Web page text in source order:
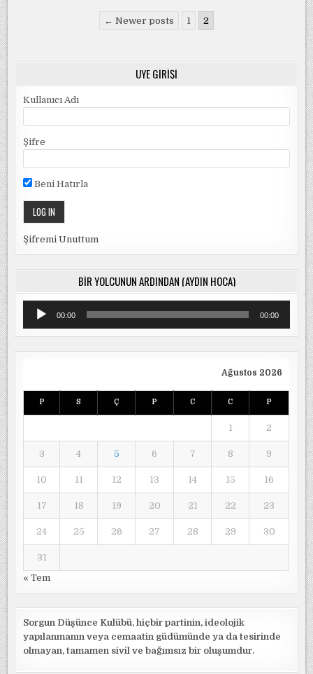
SENSIN
SOLDAKI
ERSOY
← Newer posts 1 2
ÜYE GIRIŞI
Kullanıcı Adı
Şifre
Beni Hatırla
Şifremi Unuttum
BIR YOLCUNUN ARDINDAN (AYDIN HOCA)
Ses
oynatıcı00:00 00:00
Ağustos 2026
P S Ç P C C P
1 2
3 4 5 6 7 8 9
10 11 12 13 14 15 16
17 18 19 20 21 22 23
24 25 26 27 28 29 30
31
« Tem
Sorgun Düşünce Kulübü, hiçbir partinin, ideolojik
yapılanmanın veya cemaatin güdümünde ya da tesirinde
olmayan, tamamen sivil ve bağımsız bir oluşumdur.